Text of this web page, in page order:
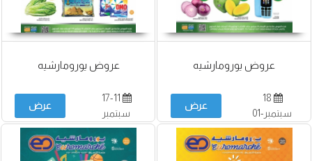
عروض يورومارشيه
18
سبتمبر-01
أكتوبر
عرض
عروض يورومارشيه
17-11
سبتمبر
عرض